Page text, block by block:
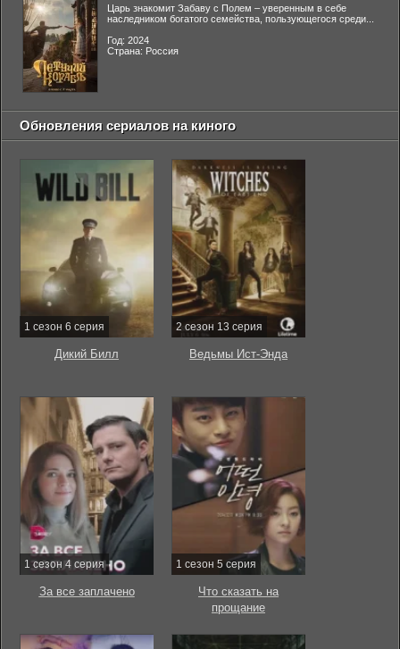
Царь знакомит Забаву с Полем – уверенным в себе
наследником богатого семейства, пользующегося среди...
Год: 2024
Страна: Россия
Обновления сериалов на киного
1 сезон 6 серия
Дикий Билл
2 сезон 13 серия
Ведьмы Ист-Энда
1 сезон 4 серия
За все заплачено
1 сезон 5 серия
Что сказать на
прощание